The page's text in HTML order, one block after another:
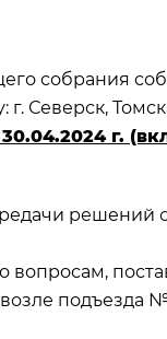
собрания
Северск,
г.
решений
возле подъезда